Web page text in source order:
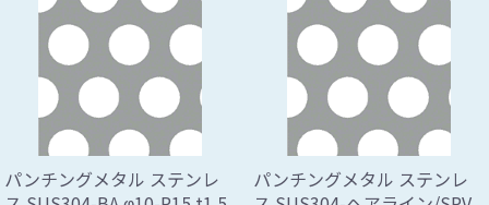
パンチングメタル ステンレ
パンチングメタル ステンレ